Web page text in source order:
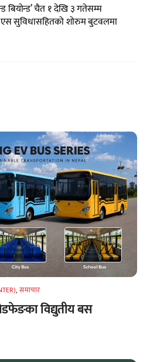
बियोन्ड’ चैत १ देखि ३ गतेसम्म
सुविधासहितको शोरुम बुटवलमा
,समाचार
विद्युतीय बस